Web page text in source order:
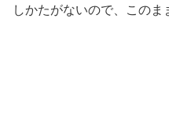
しかたがないので、このま